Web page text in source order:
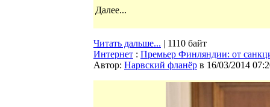
Далее...
Читать дальше... | 1110 байт
Интернет : Премьер Финляндии: от
Автор: Нарвский фланёр в 16/03/2014